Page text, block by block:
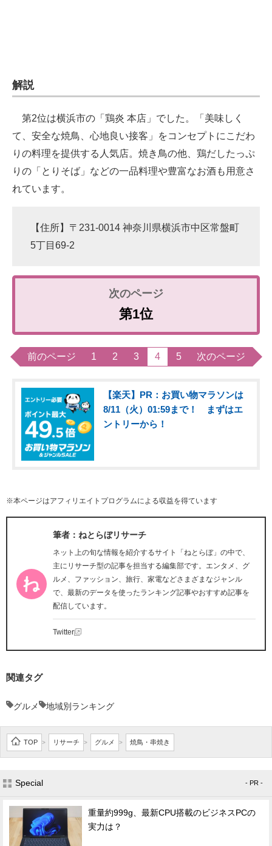
解説
第2位は横浜市の「鶏炎 本店」でした。「美味しく
て、安全な焼鳥、心地良い接客」をコンセプトにこだわ
りの料理を提供する人気店。焼き鳥の他、鶏だしたっぷ
りの「とりそば」などの一品料理や豊富なお酒も用意さ
れています。
【住所】〒231-0014 神奈川県横浜市中区常盤町
5丁目69-2
第1位
前のページ 1 2 3 4 5 次のページ
【楽天】PR：お買い物マラソンは
8/11（火）01:59まで！ まずはエ
ントリーから！
※本ページはアフィリエイトプログラムによる収益を得ています
筆者：ねとらぼリサーチ
ネット上の旬な情報を紹介するサイト「ねとらぼ」の中で、
主にリサーチ型の記事を担当する編集部です。エンタメ、グ
ルメ、ファッション、旅行、家電などさまざまなジャンル
で、最新のデータを使ったランキング記事やおすすめ記事を
配信しています。
Twitter
関連タグ
グルメ 地域別ランキング
TOP > リサーチ > グルメ > 焼鳥・串焼き
Special - PR -
重量約999g、最新CPU搭載のビジネスPCの
実力は？